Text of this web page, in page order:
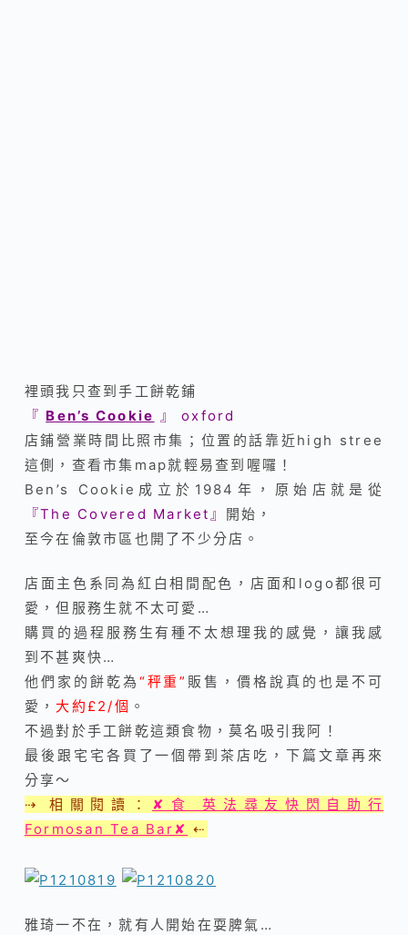
裡頭我只查到手工餅乾鋪
『 Ben’s Cookie 』
oxford
店鋪營業時間比照市集；位置的話靠近high stree
這側，查看市集map就輕易查到喔囉！
Ben’s Cookie成立於1984年，原始店就是從
『The Covered Market』 開始，
至今在倫敦市區也開了不少分店。
店面主色系同為紅白相間配色，店面和logo都很可
愛，但服務生就不太可愛…
購買的過程服務生有種不太想理我的感覺，讓我感
到不甚爽快…
他們家的餅乾為 “秤重” 販售，價格說真的也是不可
愛， 大約 £2/個 。
不過對於手工餅乾這類食物，莫名吸引我阿！
最後跟宅宅各買了一個帶到茶店吃，下篇文章再來
分享～
⇢ 相關閱讀： ✘食 英法尋友快閃自助行
Formosan Tea Bar✘ ⇠
雅琦一不在，就有人開始在耍脾氣…